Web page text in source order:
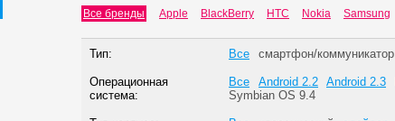
Все бренды Apple BlackBerry HTC Nokia Samsung
Тип: Все смартфон/коммуникатор
Операционная
система:
Все Android 2.2 Android 2.3
Symbian OS 9.4